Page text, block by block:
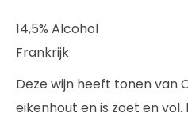
14,5% Alcohol
Frankrijk
Deze wijn heeft tonen van
eikenhout en is zoet en